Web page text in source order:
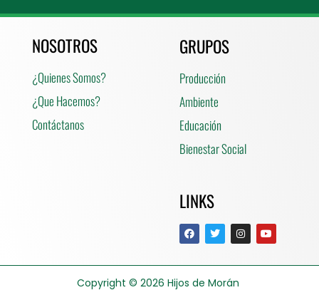
NOSOTROS
¿Quienes Somos?
¿Que Hacemos?
Contáctanos
GRUPOS
Producción
Ambiente
Educación
Bienestar Social
LINKS
Copyright © 2026 Hijos de Morán